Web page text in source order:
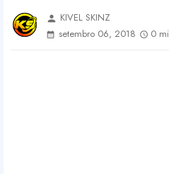
person KIVEL SKINZ
setembro 06, 2018
0